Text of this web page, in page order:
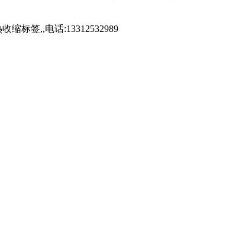
缩标签,,电话:13312532989